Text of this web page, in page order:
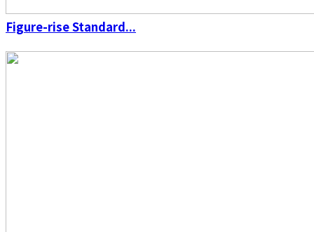
Figure-rise Standard...